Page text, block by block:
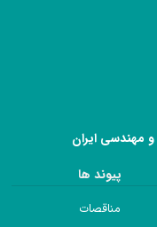
مهندسی ایران
پیوند ها
مناقصات